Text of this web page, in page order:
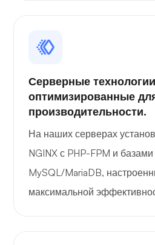
Серверные
оптимизированные
производительности.
На наших серверах
NGINX с PHP-FPM и
MySQL/MariaDB,
максимальной